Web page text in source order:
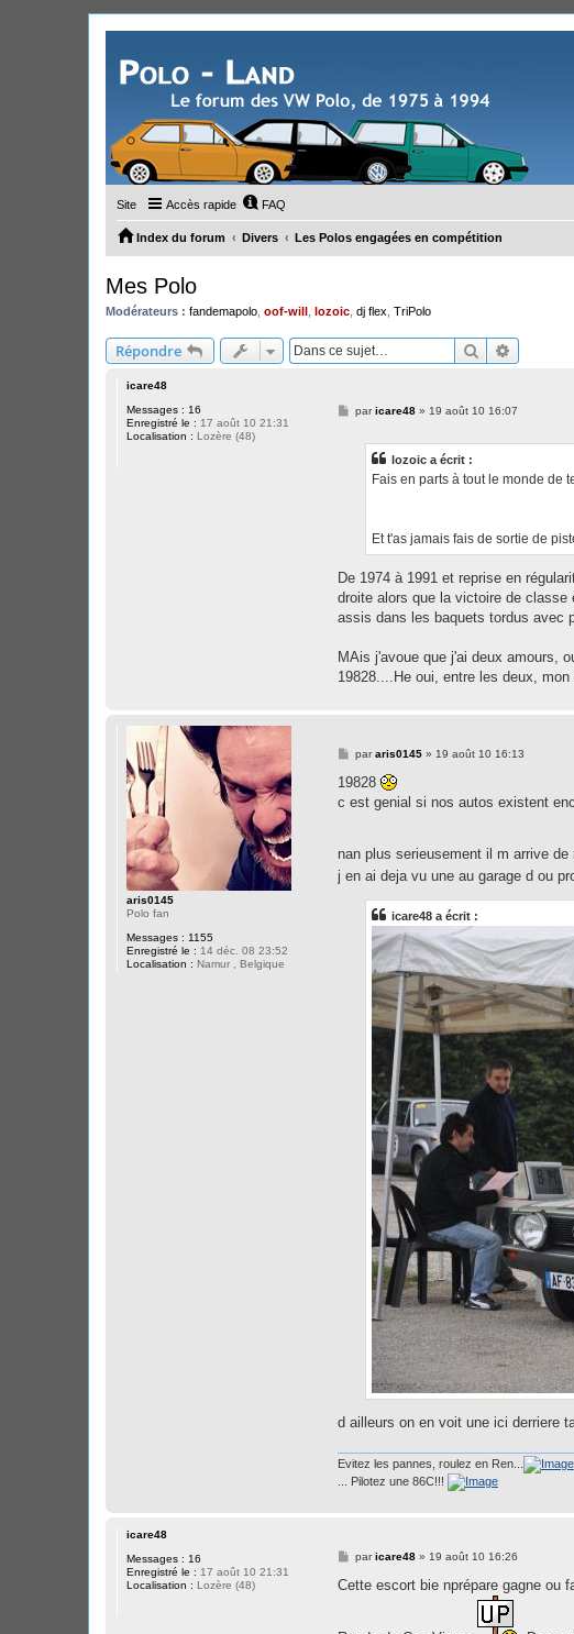
Site Accès rapide FAQ
Index du forum Divers Les Polos engagées en compétition
Mes Polo
Modérateurs : fandemapolo oof-will lozoic dj flex TriPolo
Répondre Rechercher
icare48
Messages : 16
Enregistré le : 17 août 10 21:31
Localisation : Lozère (48)
Mparicare48» 19 août 10 16:07
lozoic a écrit :
Fais en parts à tout le monde de
Et t'as jamais fais de sortie de
De 1974 à 1991 et reprise en
droite alors que la victoire de
assis dans les baquets tordus avec
MAis j'avoue que j'ai deux amours,
19828....He oui, entre les deux,
aris0145
Polo fan
Messages : 1155
Enregistré le : 14 déc. 08 23:52
Localisation : Namur , Belgique
M
s
a
pararis0145» 19 août 10 16:13
19828
c est genial si nos autos existent
nan plus serieusement il m arrive de
j en ai deja vu une au garage d ou
icare48 a écrit :
d ailleurs on en voit une ici derriere
Evitez les pannes, roulez en Ren...
... Pilotez une 86C!!!
icare48
Messages : 16
Enregistré le : 17 août 10 21:31
Localisation : Lozère (48)
M
s
paricare48» 19 août 10 16:26
Cette escort bie nprépare gagne ou